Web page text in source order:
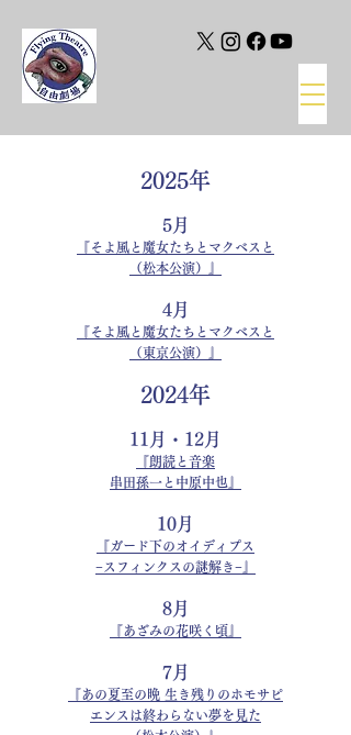
2025年
5月
『そよ風と魔女たちとマクベスと
（松本公演）』
4月
『そよ風と魔女たちとマクベスと
（東京公演）』
2024年
11月・12月
『朗読と音楽
串田孫一と中原中也』
10月
『ガード下のオイディプス
−​スフィンクスの謎解き−』
8月
『あざみの花咲く頃』
7月
『あの夏至の晩 生き残りのホモサピ
エンスは終わらない夢を見た